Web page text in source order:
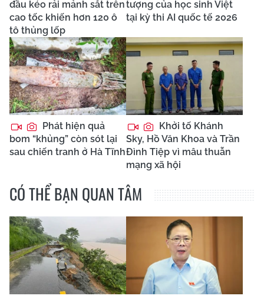
đầu kéo rải mảnh sắt trên
cao tốc khiến hơn 120 ô
tô thủng lốp
tượng của học sinh Việt
tại kỳ thi AI quốc tế 2026
Phát hiện quả
bom “khủng” còn sót lại
sau chiến tranh ở Hà Tĩnh
Khởi tố Khánh
Sky, Hồ Văn Khoa và Trần
Đình Tiệp vì mâu thuẫn
mạng xã hội
CÓ THỂ BẠN QUAN TÂM